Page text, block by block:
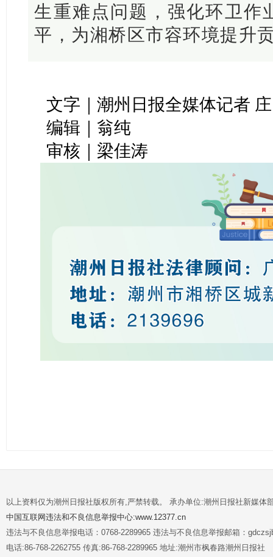
生重难点问题，强化环卫作
平，为湘桥区市容环境提升
文字｜潮州日报全媒体记者
编辑｜翁纯
审核｜梁佳涛
以上资料仅为潮州日报社版权所有,严禁转载。 承办单位:潮州日报社新媒体
中国互联网违法和不良信息举报中心:www.12377.cn
违法与不良信息举报电话：0768-2289965 违法与不良信息举报邮箱：
电话:86-768-2262755 传真:86-768-2289965 地址:潮州市枫春路潮州日报社